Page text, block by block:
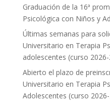
Graduación de la 16ª
Psicológica con Niños y
Últimas semanas para
Universitario en Terapia
adolescentes (curso
Abierto el plazo de
Universitario en Terapia
Adolescentes (curso